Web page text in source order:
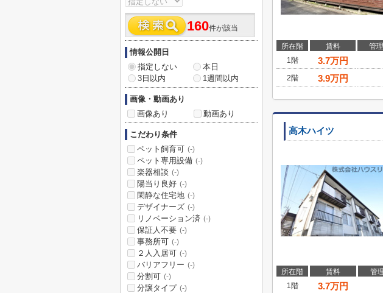
所在階 賃料 管
1階
3.7万円
2階
3.9万円
高木ハイツ
所在階 賃料 管
1階
3.7万円
160件が該当
情報公開日
指定しない
本日
3日以内
1週間以内
画像・動画あり
画像あり
動画あり
こだわり条件
ペット飼育可 (-)
ペット専用設備 (-)
楽器相談 (-)
陽当り良好 (-)
閑静な住宅地 (-)
デザイナーズ (-)
リノベーション済 (-)
保証人不要 (-)
事務所可 (-)
２人入居可 (-)
バリアフリー (-)
分割可 (-)
分譲タイプ (-)